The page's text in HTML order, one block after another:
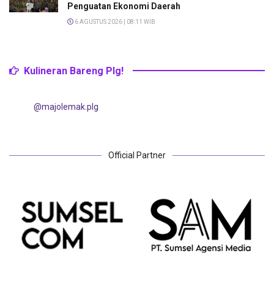
Penguatan Ekonomi Daerah
6 AGUSTUS 2026 | 08:11 WIB
Kulineran Bareng Plg!
@majolemak.plg
Official Partner